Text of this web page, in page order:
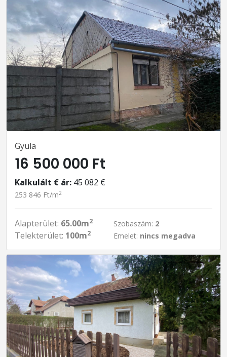
Gyula
16 500 000 Ft
Kalkulált € ár: 45 082 €
253 846 Ft/m2
Alapterület: 65.00m2
Telekterület: 100m2
Szobaszám: 2
Emelet: nincs megadva